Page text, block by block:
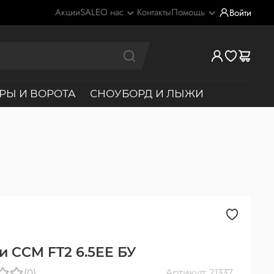
АкцииSALEО нас КонтактыПомощь Войти
И ВОРОТА СНОУБОРД И ЛЫЖИ
CCM FT2 6.5EE БУ